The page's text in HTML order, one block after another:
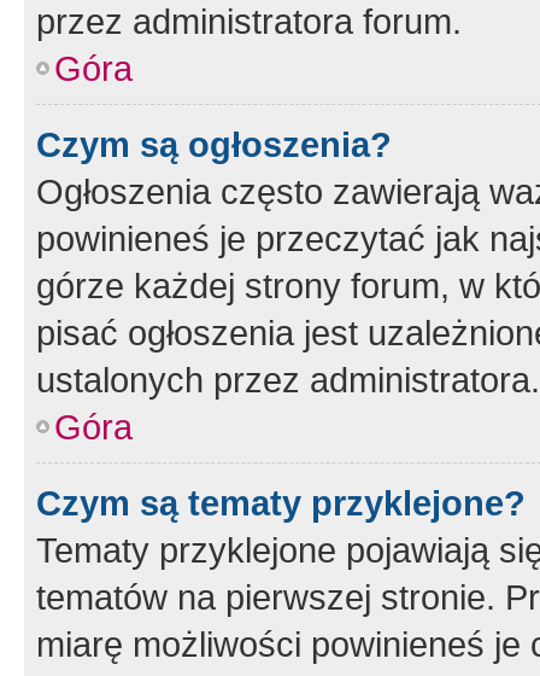
przez administratora forum.
Góra
Czym są ogłoszenia?
Ogłoszenia często zawierają
powinieneś je przeczytać jak
górze każdej strony forum, w
pisać ogłoszenia jest
ustalonych przez administratora.
Góra
Czym są tematy przyklejone?
Tematy przyklejone pojawiają
tematów na pierwszej stronie.
miarę możliwości powinieneś je